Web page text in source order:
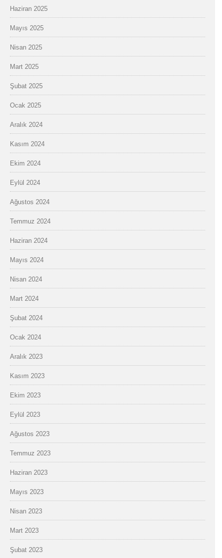
Haziran 2025
Mayıs 2025
Nisan 2025
Mart 2025
Şubat 2025
Ocak 2025
Aralık 2024
Kasım 2024
Ekim 2024
Eylül 2024
Ağustos 2024
Temmuz 2024
Haziran 2024
Mayıs 2024
Nisan 2024
Mart 2024
Şubat 2024
Ocak 2024
Aralık 2023
Kasım 2023
Ekim 2023
Eylül 2023
Ağustos 2023
Temmuz 2023
Haziran 2023
Mayıs 2023
Nisan 2023
Mart 2023
Şubat 2023